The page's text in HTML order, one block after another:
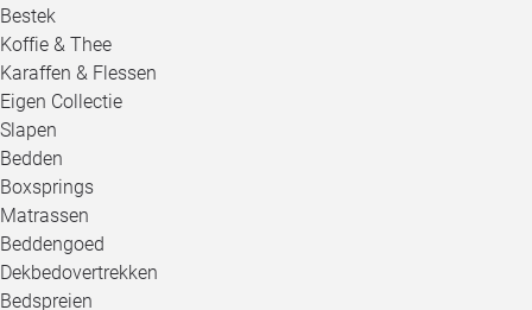
Bestek
Koffie & Thee
Karaffen & Flessen
Eigen Collectie
Slapen
Bedden
Boxsprings
Matrassen
Beddengoed
Dekbedovertrekken
Bedspreien